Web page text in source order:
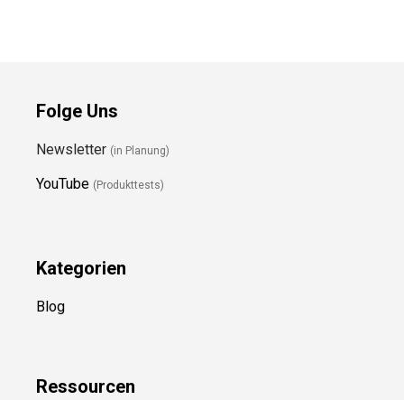
Folge Uns
Newsletter (in Planung)
YouTube (Produkttests)
Kategorien
Blog
Ressourcen